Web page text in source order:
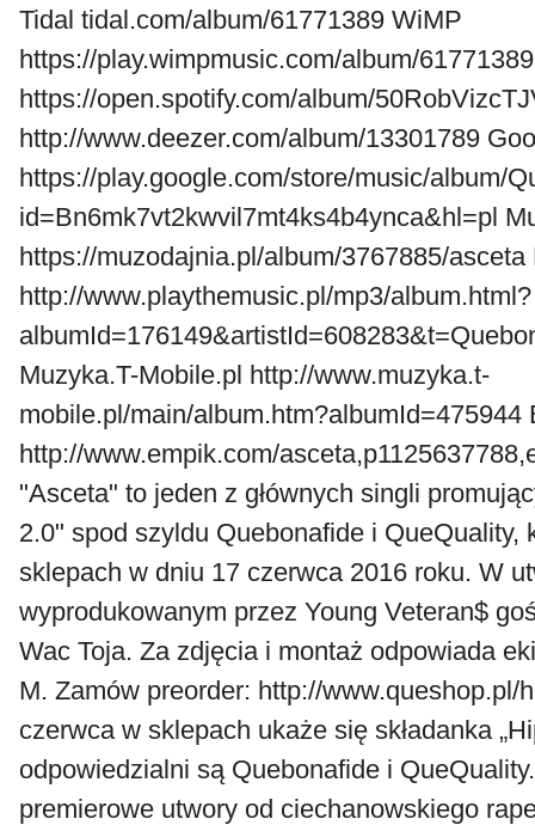
Tidal tidal.com/album/61771389 WiMP
https://play.wimpmusic.com/album/
https://open.spotify.com/album/
http://www.deezer.com/album/13301789
https://play.google.com/store/music/album/
id=Bn6mk7vt2kwvil7mt4ks4b4ynca&hl=pl
https://muzodajnia.pl/album/3767885/
http://www.playthemusic.pl/mp3/album.html?
Muzyka.T-Mobile.pl http://www.muzyka.t-
mobile.pl/main/album.htm?albumId=475944
http://www.empik.com/
"Asceta" to jeden z głównych singli
2.0" spod szyldu Quebonafide i QueQuality,
sklepach w dniu 17 czerwca 2016 roku. W
wyprodukowanym przez Young Veteran$
Wac Toja. Za zdjęcia i montaż odpowiada
M. Zamów preorder: http://www.queshop.pl/
czerwca w sklepach ukaże się składanka
odpowiedzialni są Quebonafide i
premierowe utwory od ciechanowskiego